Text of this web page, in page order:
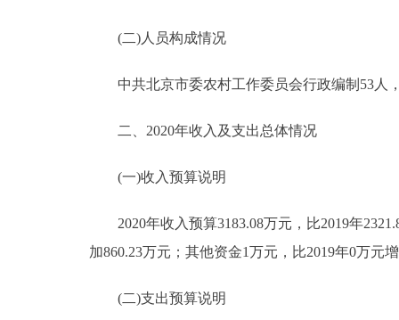
(二)人员构成情况
中共北京市委农村工作委员会行政编制53人，
二、2020年收入及支出总体情况
(一)收入预算说明
2020年收入预算3183.08万元，比2019年
加860.23万元；其他资金1万元，比2019年0万元
(二)支出预算说明